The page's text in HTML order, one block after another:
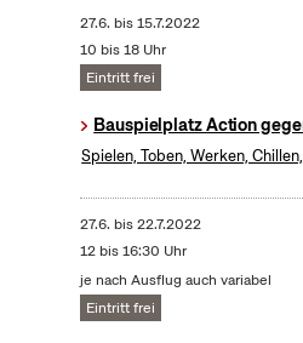
27.6. bis15.7.2022
10 bis 18 Uhr
Eintritt frei
Bauspielplatz Action
Spielen, Toben, Werken,
27.6. bis22.7.2022
12 bis 16:30 Uhr
je nach Ausflug auch variabel
Eintritt frei